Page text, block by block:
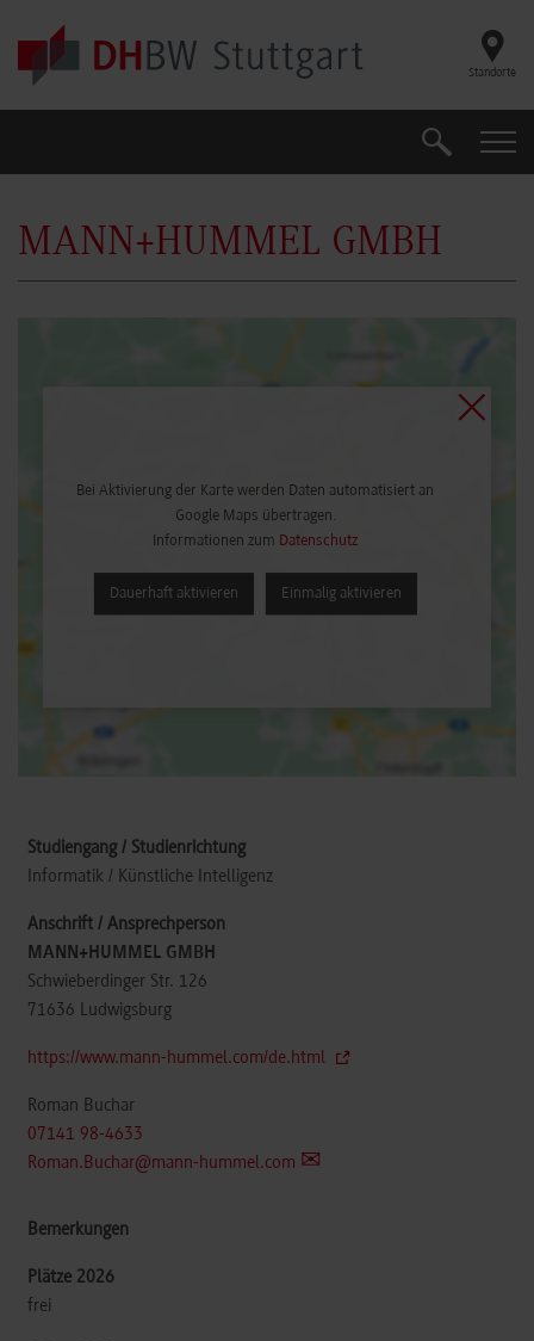
Skip to main content
Standorte
Suche
MANN+HUMMEL GMBH
Bei Aktivierung der Karte werden Daten automatisiert an
Google Maps übertragen.
Informationen zum Datenschutz
Dauerhaft aktivieren Einmalig aktivieren
Informatik / Künstliche Intelligenz
MANN+HUMMEL GMBH
Schwieberdinger Str. 126
71636 Ludwigsburg
https://www.mann-hummel.com/de.html
Roman Buchar
07141 98-4633
Roman.Buchar@mann-hummel.com
frei